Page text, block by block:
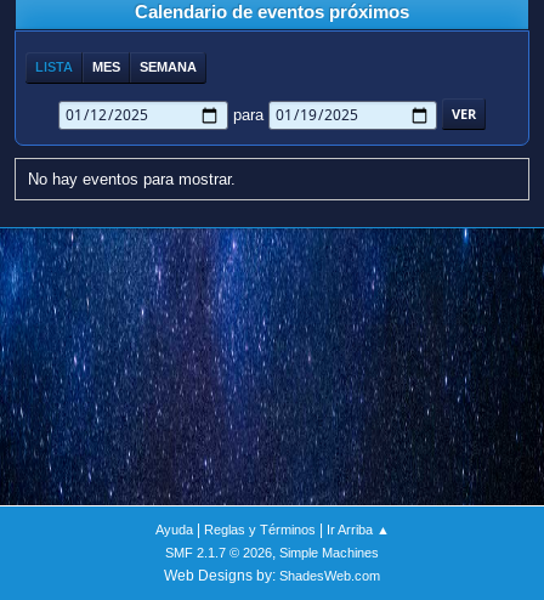
Calendario de eventos próximos
LISTA MES SEMANA
para
No hay eventos para mostrar.
Ayuda| Reglas y Términos
Ir Arriba ▲
SMF 2.1.7 © 2026, Simple Machines
Web Designs by: ShadesWeb.com